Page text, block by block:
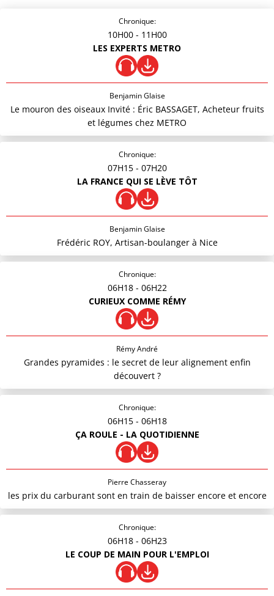
Chronique:
10H00 - 11H00
LES EXPERTS METRO
Benjamin Glaise
Le mouron des oiseaux Invité : Éric BASSAGET, Acheteur fruits
et légumes chez METRO
Chronique:
07H15 - 07H20
LA FRANCE QUI SE LÈVE TÔT
Benjamin Glaise
Frédéric ROY, Artisan-boulanger à Nice
Chronique:
06H18 - 06H22
CURIEUX COMME RÉMY
Rémy André
Grandes pyramides : le secret de leur alignement enfin
découvert ?
Chronique:
06H15 - 06H18
ÇA ROULE - LA QUOTIDIENNE
Pierre Chasseray
les prix du carburant sont en train de baisser encore et encore
Chronique:
06H18 - 06H23
LE COUP DE MAIN POUR L'EMPLOI